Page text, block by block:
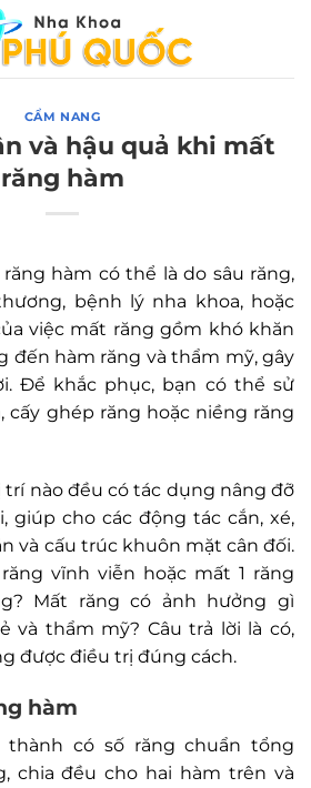
CẨM NANG
và hậu quả khi mất
răng hàm
hàm có thể là do sâu răng,
bệnh lý nha khoa, hoặc
việc mất răng gồm khó khăn
đến hàm răng và thẩm mỹ, gây
Để khắc phục, bạn có thể sử
cấy ghép răng hoặc niềng răng
trí nào đều có tác dụng nâng đỡ
giúp cho các động tác cắn, xé,
và cấu trúc khuôn mặt cân đối.
vĩnh viễn hoặc mất 1 răng
Mất răng có ảnh hưởng gì
và thẩm mỹ? Câu trả lời là có,
được điều trị đúng cách.
hàm
có số răng chuẩn tổng
chia đều cho hai hàm trên và